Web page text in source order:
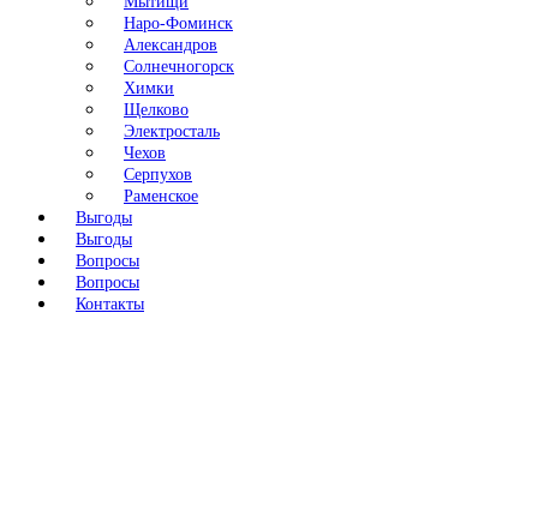
Наро-Фоминск
Александров
Солнечногорск
Химки
Щелково
Электросталь
Чехов
Серпухов
Раменское
Выгоды
Выгоды
Вопросы
Вопросы
Контакты